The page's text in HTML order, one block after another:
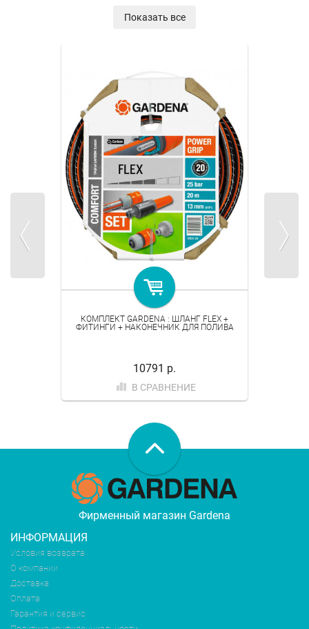
Показать все
КОМПЛЕКТ GARDENA : ШЛАНГ FLEX +
ФИТИНГИ + НАКОНЕЧНИК ДЛЯ ПОЛИВА
10791 р.
В СРАВНЕНИЕ
Фирменный магазин Gardena
ИНФОРМАЦИЯ
Условия возврата
О компании
Доставка
Оплата
Гарантия и сервис